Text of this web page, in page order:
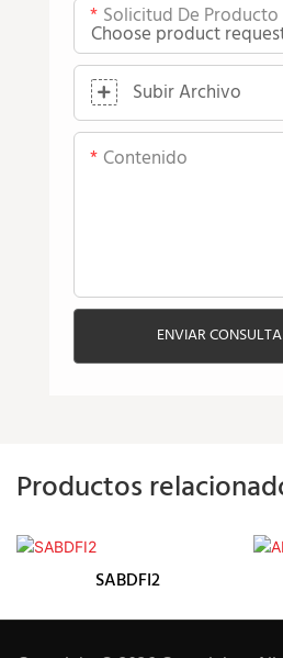
Solicitud De Producto
Subir Archivo
Contenido
ENVIAR
Productos
SABDFI2